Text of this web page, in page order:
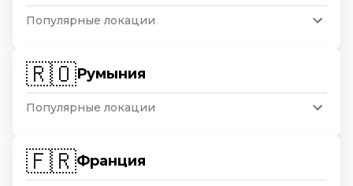
Популярные локации
🇷🇴Румыния
Популярные локации
🇫🇷Франция